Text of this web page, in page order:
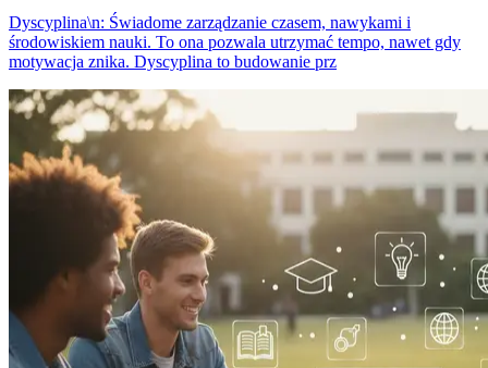
Dyscyplina\n: Świadome zarządzanie czasem, nawykami i
środowiskiem nauki. To ona pozwala utrzymać tempo, nawet gdy
motywacja znika. Dyscyplina to budowanie prz